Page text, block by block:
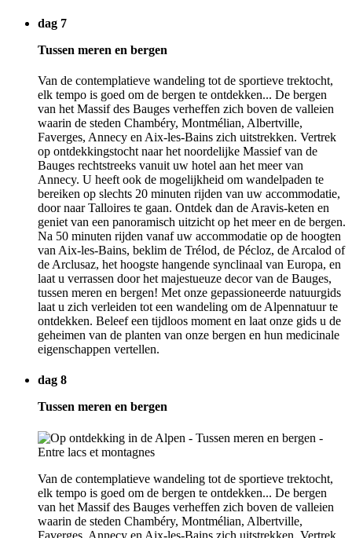
dag 7
Tussen meren en bergen
Van de contemplatieve wandeling tot de sportieve trektocht,
elk tempo is goed om de bergen te ontdekken... De bergen
van het Massif des Bauges verheffen zich boven de valleien
waarin de steden Chambéry, Montmélian, Albertville,
Faverges, Annecy en Aix-les-Bains zich uitstrekken. Vertrek
op ontdekkingstocht naar het noordelijke Massief van de
Bauges rechtstreeks vanuit uw hotel aan het meer van
Annecy. U heeft ook de mogelijkheid om wandelpaden te
bereiken op slechts 20 minuten rijden van uw accommodatie,
door naar Talloires te gaan. Ontdek dan de Aravis-keten en
geniet van een panoramisch uitzicht op het meer en de bergen.
Na 50 minuten rijden vanaf uw accommodatie op de hoogten
van Aix-les-Bains, beklim de Trélod, de Pécloz, de Arcalod of
de Arclusaz, het hoogste hangende synclinaal van Europa, en
laat u verrassen door het majestueuze decor van de Bauges,
tussen meren en bergen! Met onze gepassioneerde natuurgids
laat u zich verleiden tot een wandeling om de Alpennatuur te
ontdekken. Beleef een tijdloos moment en laat onze gids u de
geheimen van de planten van onze bergen en hun medicinale
eigenschappen vertellen.
dag 8
Tussen meren en bergen
Van de contemplatieve wandeling tot de sportieve trektocht,
elk tempo is goed om de bergen te ontdekken... De bergen
van het Massif des Bauges verheffen zich boven de valleien
waarin de steden Chambéry, Montmélian, Albertville,
Faverges, Annecy en Aix-les-Bains zich uitstrekken. Vertrek